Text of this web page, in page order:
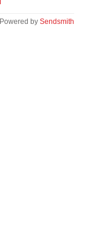
Powered by Sendsmith